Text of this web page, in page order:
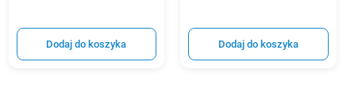
Dodaj do koszyka Dodaj do koszyka